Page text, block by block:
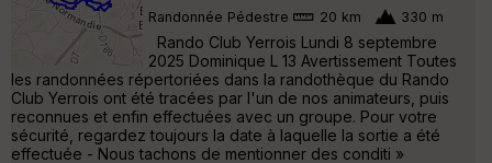
Randonnée Pédestre 20 km 330 m
Rando Club Yerrois Lundi 8 septembre
2025 Dominique L 13 Avertissement Toutes
les randonnées répertoriées dans la randothèque du Rando
Club Yerrois ont été tracées par l'un de nos animateurs, puis
reconnues et enfin effectuées avec un groupe. Pour votre
sécurité, regardez toujours la date à laquelle la sortie a été
effectuée - Nous tachons de mentionner des conditi »